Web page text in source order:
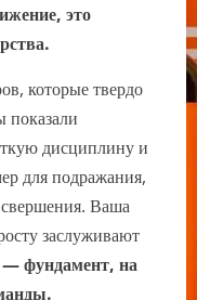
это
которые твердо
показали
дисциплину и
для подражания,
Ваша
заслуживают
— фундамент, на